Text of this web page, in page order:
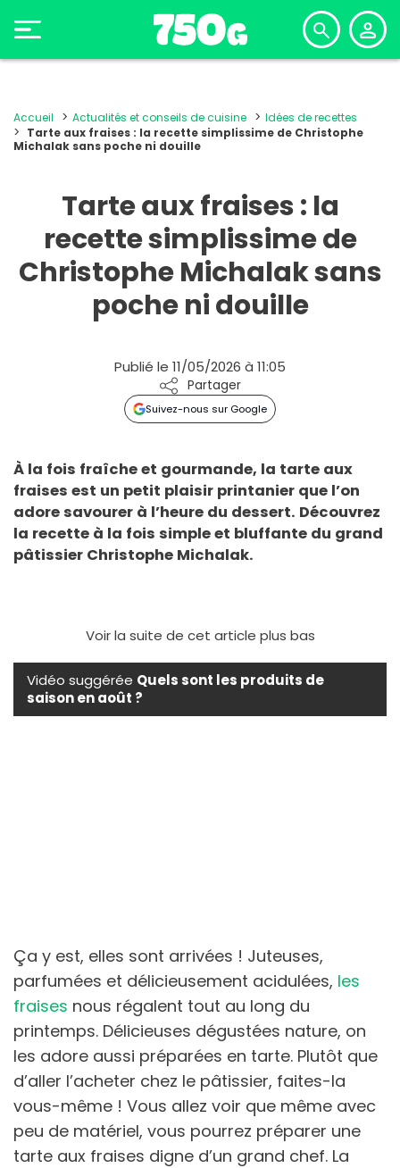
Accueil Actualités et conseils de cuisine
Idées de recettes
Tarte aux fraises : la recette simplissime de Christophe
Michalak sans poche ni douille
Tarte aux fraises : la
recette simplissime de
Christophe Michalak sans
poche ni douille
Publié le 11/05/2026 à 11:05
Partager
Suivez-nous sur Google
À la fois fraîche et gourmande, la tarte aux
fraises est un petit plaisir printanier que l’on
adore savourer à l’heure du dessert. Découvrez
la recette à la fois simple et bluffante du grand
pâtissier Christophe Michalak.
Voir la suite de cet article plus bas
Vidéo suggérée Quels sont les produits de
saison en août ?
Ça y est, elles sont arrivées ! Juteuses,
parfumées et délicieusement acidulées, les
fraises nous régalent tout au long du
printemps. Délicieuses dégustées nature, on
les adore aussi préparées en tarte. Plutôt que
d’aller l’acheter chez le pâtissier, faites-la
vous-même ! Vous allez voir que même avec
peu de matériel, vous pourrez préparer une
tarte aux fraises digne d’un grand chef. La